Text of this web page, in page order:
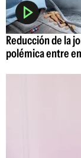
Reducción de la
polémica entre